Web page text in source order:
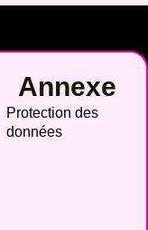
Annexe
Protection des
données